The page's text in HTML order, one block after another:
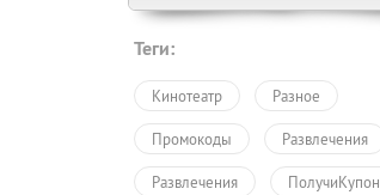
Теги:
Кинотеатр Разное
Промокоды Развлечения
Развлечения ПолучиКупон